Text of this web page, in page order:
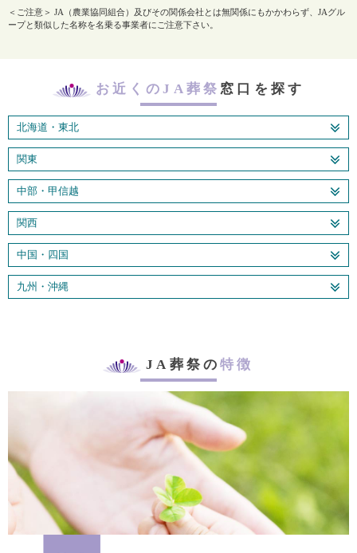
＜ご注意＞ JA（農業協同組合）及びその関係会社とは無関係にもかかわらず、JAグル
ープと類似した名称を名乗る事業者にご注意下さい。
お近くのJA葬祭 窓口を探す
北海道・東北
関東
中部・甲信越
関西
中国・四国
九州・沖縄
JA葬祭の特徴